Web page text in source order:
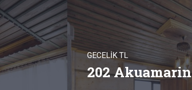
GECELİK TL
202 Akuamarin